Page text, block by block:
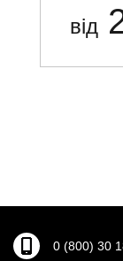
від
0 (800) 30